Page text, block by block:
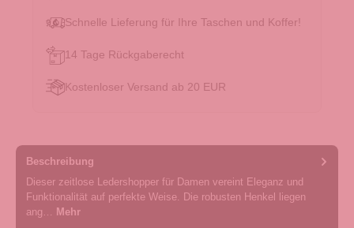
Schnelle Lieferung für Ihre Taschen und Koffer!
14 Tage Rückgaberecht
Kostenloser Versand ab 20 EUR
Beschreibung
Dieser zeitlose Ledershopper für Damen vereint Eleganz und
Funktionalität auf perfekte Weise. Die robusten Henkel liegen
ang…
Mehr